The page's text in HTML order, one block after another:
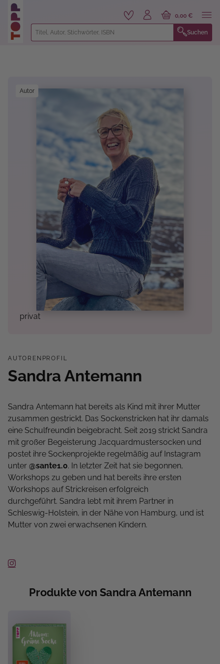
springen
Suchen
0,00 €
Autor
privat
AUTORENPROFIL
Sandra Antemann
Sandra Antemann hat bereits als Kind mit ihrer Mutter
zusammen gestrickt. Das Sockenstricken hat ihr damals
eine Schulfreundin beigebracht. Seit 2019 strickt Sandra
mit großer Begeisterung Jacquardmustersocken und
postet ihre Sockenprojekte regelmäßig auf Instagram
unter @sante1.0. In letzter Zeit hat sie begonnen,
Workshops zu geben und hat bereits ihre ersten
Workshops auf Strickreisen erfolgreich
durchgeführt. Sandra lebt mit ihrem Partner in
Schleswig-Holstein, in der Nähe von Hamburg, und ist
Mutter von zwei erwachsenen Kindern.
Produkte von Sandra Antemann